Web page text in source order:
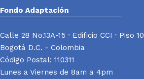
Fondo Adaptación
Calle 28 No.13A-15 · Edificio CCI · Piso 10
Bogotá D.C. - Colombia
Código Postal: 110311
Lunes a Viernes de 8am a 4pm